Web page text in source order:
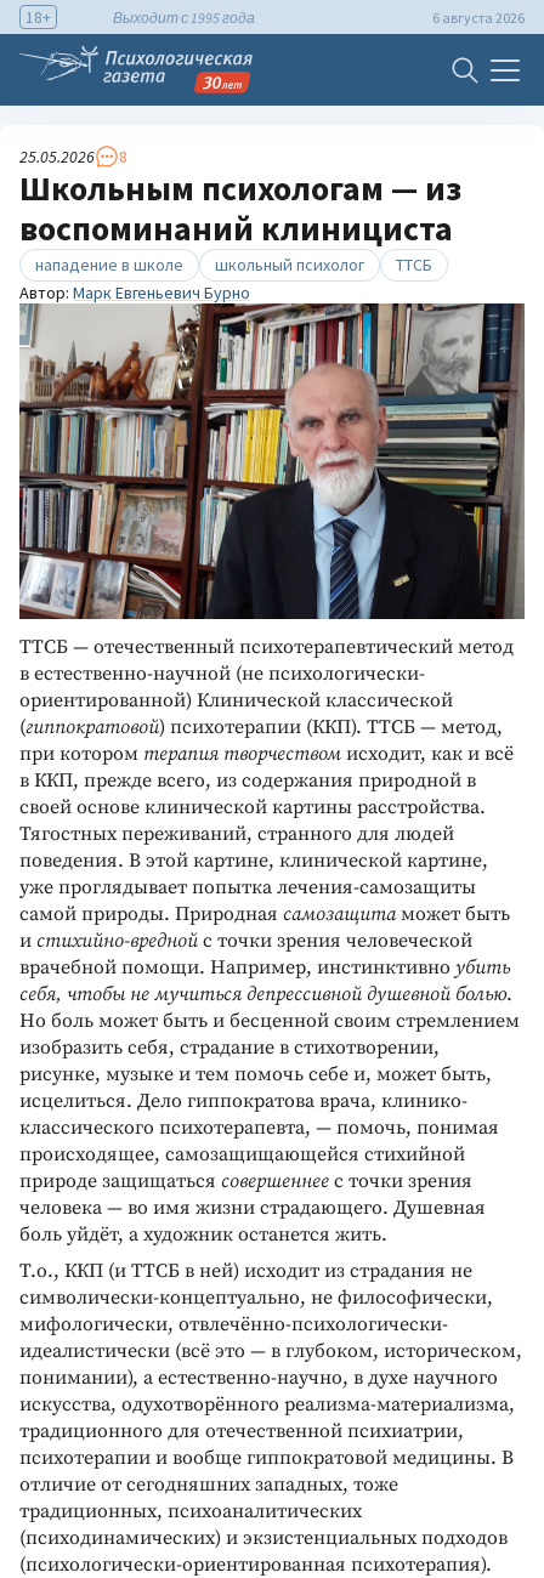
18+ Выходит с 1995 года 6 августа 2026
25.05.2026 8
Школьным психологам — из
воспоминаний клинициста
нападение в школе школьный психолог
ТТСБ
Автор: Марк Евгеньевич Бурно
ТТСБ — отечественный психотерапевтический метод
в естественно-научной (не психологически-
ориентированной) Клинической классической
(гиппократовой) психотерапии (ККП). ТТСБ — метод,
при котором терапия творчеством исходит, как и всё
в ККП, прежде всего, из содержания природной в
своей основе клинической картины расстройства.
Тягостных переживаний, странного для людей
поведения. В этой картине, клинической картине,
уже проглядывает попытка лечения-самозащиты
самой природы. Природная самозащитаможет быть
и стихийно-вреднойс точки зрения человеческой
врачебной помощи. Например, инстинктивно убить
себя, чтобы не мучиться депрессивной душевной болью.
Но боль может быть и бесценной своим стремлением
изобразить себя, страдание в стихотворении,
рисунке, музыке и тем помочь себе и, может быть,
исцелиться. Дело гиппократова врача, клинико-
классического психотерапевта, — помочь, понимая
происходящее, самозащищающейся стихийной
природе защищаться совершеннее с точки зрения
человека — во имя жизни страдающего. Душевная
боль уйдёт, а художник останется жить.
Т.о., ККП (и ТТСБ в ней) исходит из страдания не
символически-концептуально, не философически,
мифологически, отвлечённо-психологически-
идеалистически (всё это — в глубоком, историческом,
понимании), а естественно-научно, в духе научного
искусства, одухотворённого реализма-материализма,
традиционного для отечественной психиатрии,
психотерапии и вообще гиппократовой медицины. В
отличие от сегодняшних западных, тоже
традиционных, психоаналитических
(психодинамических) и экзистенциальных подходов
(психологически-ориентированная психотерапия).